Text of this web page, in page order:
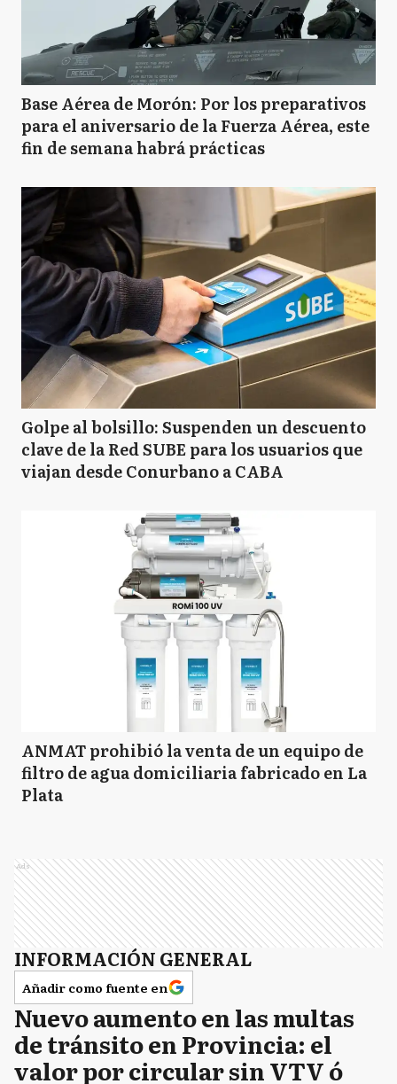
Base Aérea de Morón: Por los preparativos
para el aniversario de la Fuerza Aérea, este
fin de semana habrá prácticas
Golpe al bolsillo: Suspenden un descuento
clave de la Red SUBE para los usuarios que
viajan desde Conurbano a CABA
ANMAT prohibió la venta de un equipo de
filtro de agua domiciliaria fabricado en La
Plata
Ads
INFORMACIÓN GENERAL
Añadir como fuente en
Nuevo aumento en las multas
de tránsito en Provincia: el
valor por circular sin VTV ó